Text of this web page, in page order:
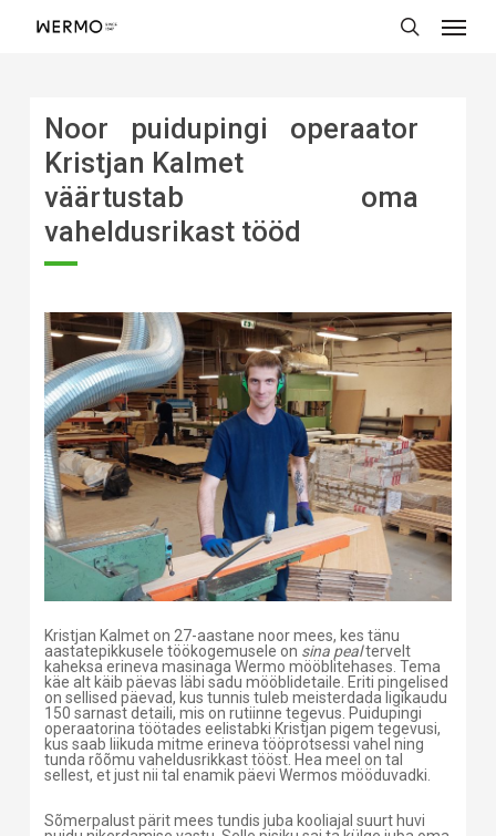
Noor puidupingi operaator
Kristjan Kalmet
väärtustab oma
vaheldusrikast tööd
Kristjan Kalmet on 27-aastane noor mees, kes tänu
aastatepikkusele töökogemusele on sina pealtervelt
kaheksa erineva masinaga Wermo mööblitehases. Tema
käe alt käib päevas läbi sadu mööblidetaile. Eriti pingelised
on sellised päevad, kus tunnis tuleb meisterdada ligikaudu
150 sarnast detaili, mis on rutiinne tegevus. Puidupingi
operaatorina töötades eelistabki Kristjan pigem tegevusi,
kus saab liikuda mitme erineva tööprotsessi vahel ning
tunda rõõmu vaheldusrikkast tööst. Hea meel on tal
sellest, et just nii tal enamik päevi Wermos mööduvadki.
Sõmerpalust pärit mees tundis juba kooliajal suurt huvi